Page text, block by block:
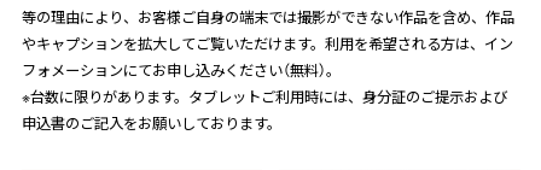
等の理由により、お客様ご自身の端末では撮影ができない作品を含め、作品
やキャプションを拡大してご覧いただけます。利用を希望される方は、イン
フォメーションにてお申し込みください（無料）。
※台数に限りがあります。タブレットご利用時には、身分証のご提示および
申込書のご記入をお願いしております。